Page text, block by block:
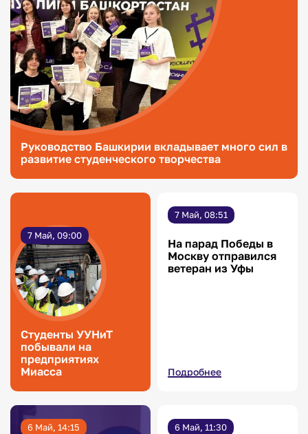
Руководство Башкирии вкладывает много сил в
развитие студенческого творчества
7 Май, 09:00
Студенты УУНиТ
побывали на
предприятиях
Миасса
7 Май, 08:51
На парад Победы в
Москву отправился
ветеран из Уфы
Подробнее
6 Май, 14:15 6 Май, 11:30